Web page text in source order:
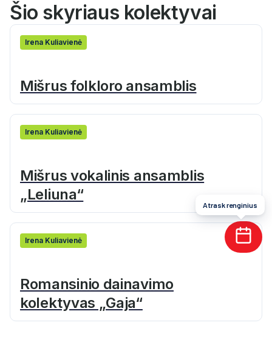
Šio skyriaus kolektyvai
Irena Kuliavienė
Mišrus folkloro ansamblis
Irena Kuliavienė
Mišrus vokalinis ansamblis
„Leliuna“
Irena Kuliavienė
Romansinio dainavimo
kolektyvas „Gaja“
Atrask renginius